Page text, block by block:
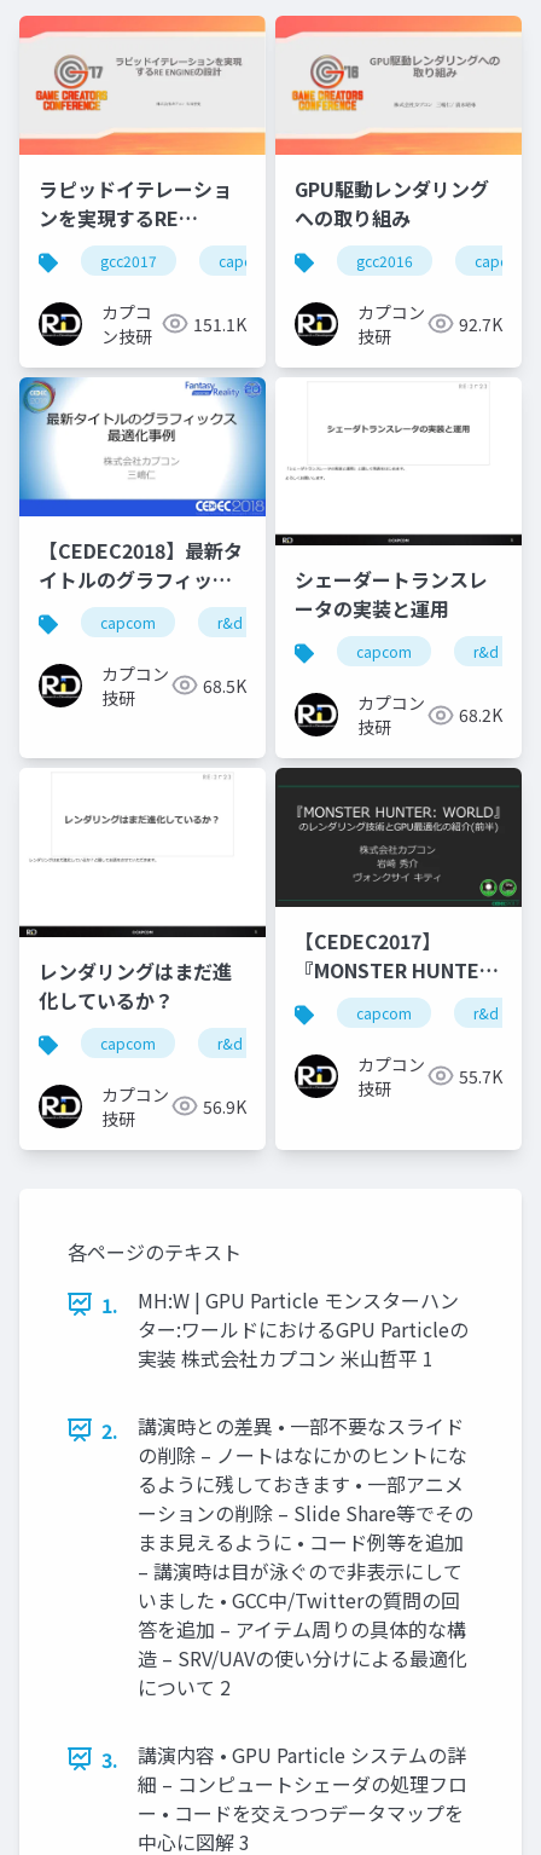
ラピッドイテレーショ
ンを実現するRE
ENGINEの設計
gcc2017 capcom re engine r&d
カプコ
ン技研
151.1K
GPU駆動レンダリング
への取り組み
gcc2016 capcom
カプコン
技研
92.7K
【CEDEC2018】最新タ
イトルのグラフィック
ス最適化事例
capcom r&d カプコン カプコン技研
カプコン
技研
68.5K
シェーダートランスレ
ータの実装と運用
capcom r&d
カプコン
技研
68.2K
レンダリングはまだ進
化しているか？
capcom r&d
カプコン
技研
56.9K
【CEDEC2017】
『MONSTER HUNTER
WORLD』のレンダリン
グ技術とGPU最適化の
紹介(前半)
capcom r&d
カプコン
技研
55.7K
各ページのテキスト
1.
MH:W | GPU Particle モンスターハン
ター:ワールドにおけるGPU Particleの
実装 株式会社カプコン 米山哲平 1
2.
講演時との差異 • 一部不要なスライド
の削除 – ノートはなにかのヒントにな
るように残しておきます • 一部アニメ
ーションの削除 – Slide Share等でその
まま見えるように • コード例等を追加
– 講演時は目が泳ぐので非表示にして
いました • GCC中/Twitterの質問の回
答を追加 – アイテム周りの具体的な構
造 – SRV/UAVの使い分けによる最適化
について 2
3.
講演内容 • GPU Particle システムの詳
細 – コンピュートシェーダの処理フロ
ー • コードを交えつつデータマップを
中心に図解 3